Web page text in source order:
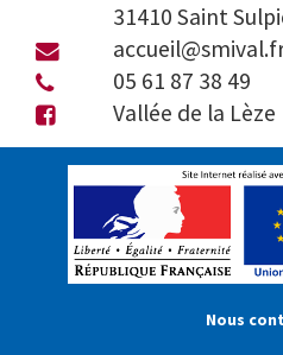
31410 Saint
05 61 87 38 49
Vallée de la Lèze
Nous